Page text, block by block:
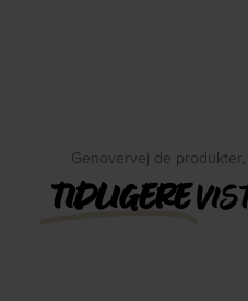
Genovervej de
TIDLIGERE